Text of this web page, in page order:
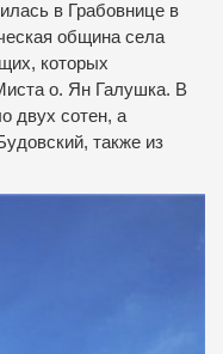
в Грабовнице в
община села
которых
о. Ян Галушка. В
двух сотен, а
также из